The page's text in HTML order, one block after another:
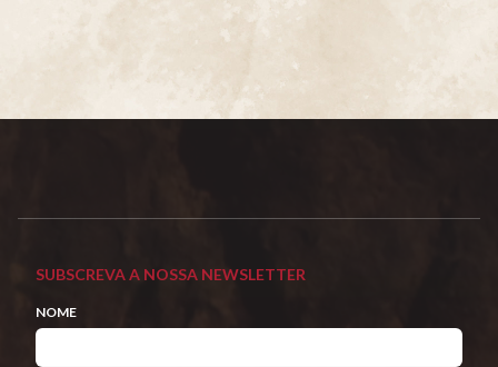
SUBSCREVA A NOSSA NEWSLETTER
NOME